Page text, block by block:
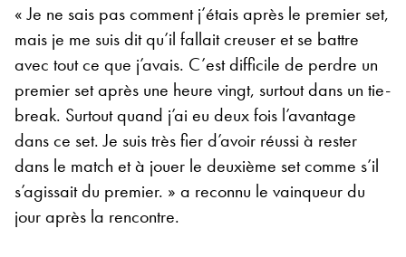
« Je ne sais pas comment j’étais après le premier set,
mais je me suis dit qu’il fallait creuser et se battre
avec tout ce que j’avais. C’est difficile de perdre un
premier set après une heure vingt, surtout dans un tie-
break. Surtout quand j’ai eu deux fois l’avantage
dans ce set. Je suis très fier d’avoir réussi à rester
dans le match et à jouer le deuxième set comme s’il
s’agissait du premier. » a reconnu le vainqueur du
jour après la rencontre.